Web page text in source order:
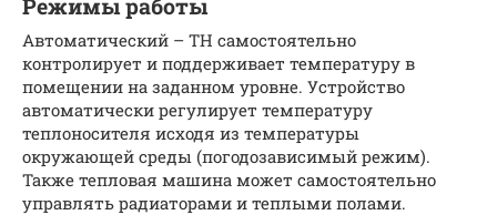
Режимы работы
Автоматический – ТН самостоятельно
контролирует и поддерживает температуру в
помещении на заданном уровне. Устройство
автоматически регулирует температуру
теплоносителя исходя из температуры
окружающей среды (погодозависимый режим).
Также тепловая машина может самостоятельно
управлять радиаторами и теплыми полами.